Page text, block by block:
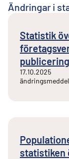
Ändringar i
Statistik
17.10.2025
statistiken